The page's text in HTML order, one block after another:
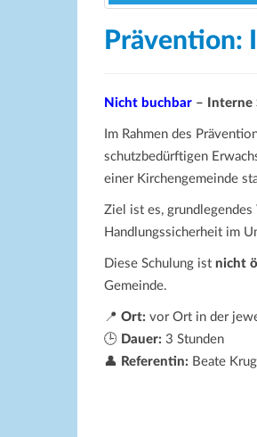
Prävention:
Nicht buchbar – Interne
Im Rahmen des
schutzbedürftigen
einer Kirchengemeinde
Ziel ist es,
Handlungssicherheit im
Diese Schulung ist nicht
Gemeinde.
📍 Ort: vor Ort in der
🕒 Dauer: 3 Stunden
👤 Referentin: Beate